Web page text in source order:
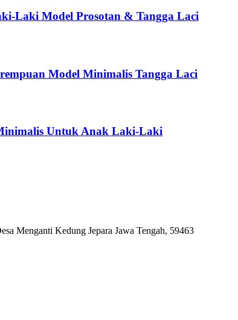
Laki Model Prosotan & Tangga Laci
Model Minimalis Tangga Laci
Untuk Anak Laki-Laki
Menganti Kedung Jepara Jawa Tengah, 59463